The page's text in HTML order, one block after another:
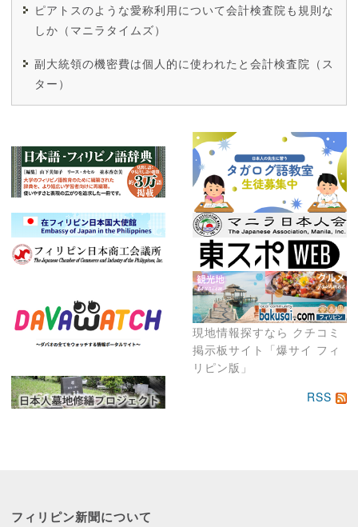
現地情報探すなら クチコミ
掲示板サイト「爆サイ フィ
リピン版」
ピアトスのような愛称利用について会計検査院も規則な
しか（マニラタイムズ）
副大統領の機密費は個人的に使われたと会計検査院（ス
ター）
RSS
フィリピン新聞について